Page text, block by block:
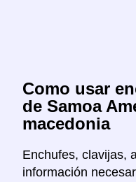
Como usar
de Samoa
macedonia
Enchufes, clavijas,
información